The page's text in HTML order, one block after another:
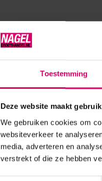
Toestemming
Deze website maakt
We gebruiken cookies om
websiteverkeer te
media, adverteren en
verstrekt of die ze hebben